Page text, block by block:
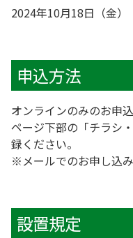
2024年10月18日（金）
申込方法
オンラインのみのお申
ページ下部の「チラシ
録ください。
※メールでのお申し込
設置規定